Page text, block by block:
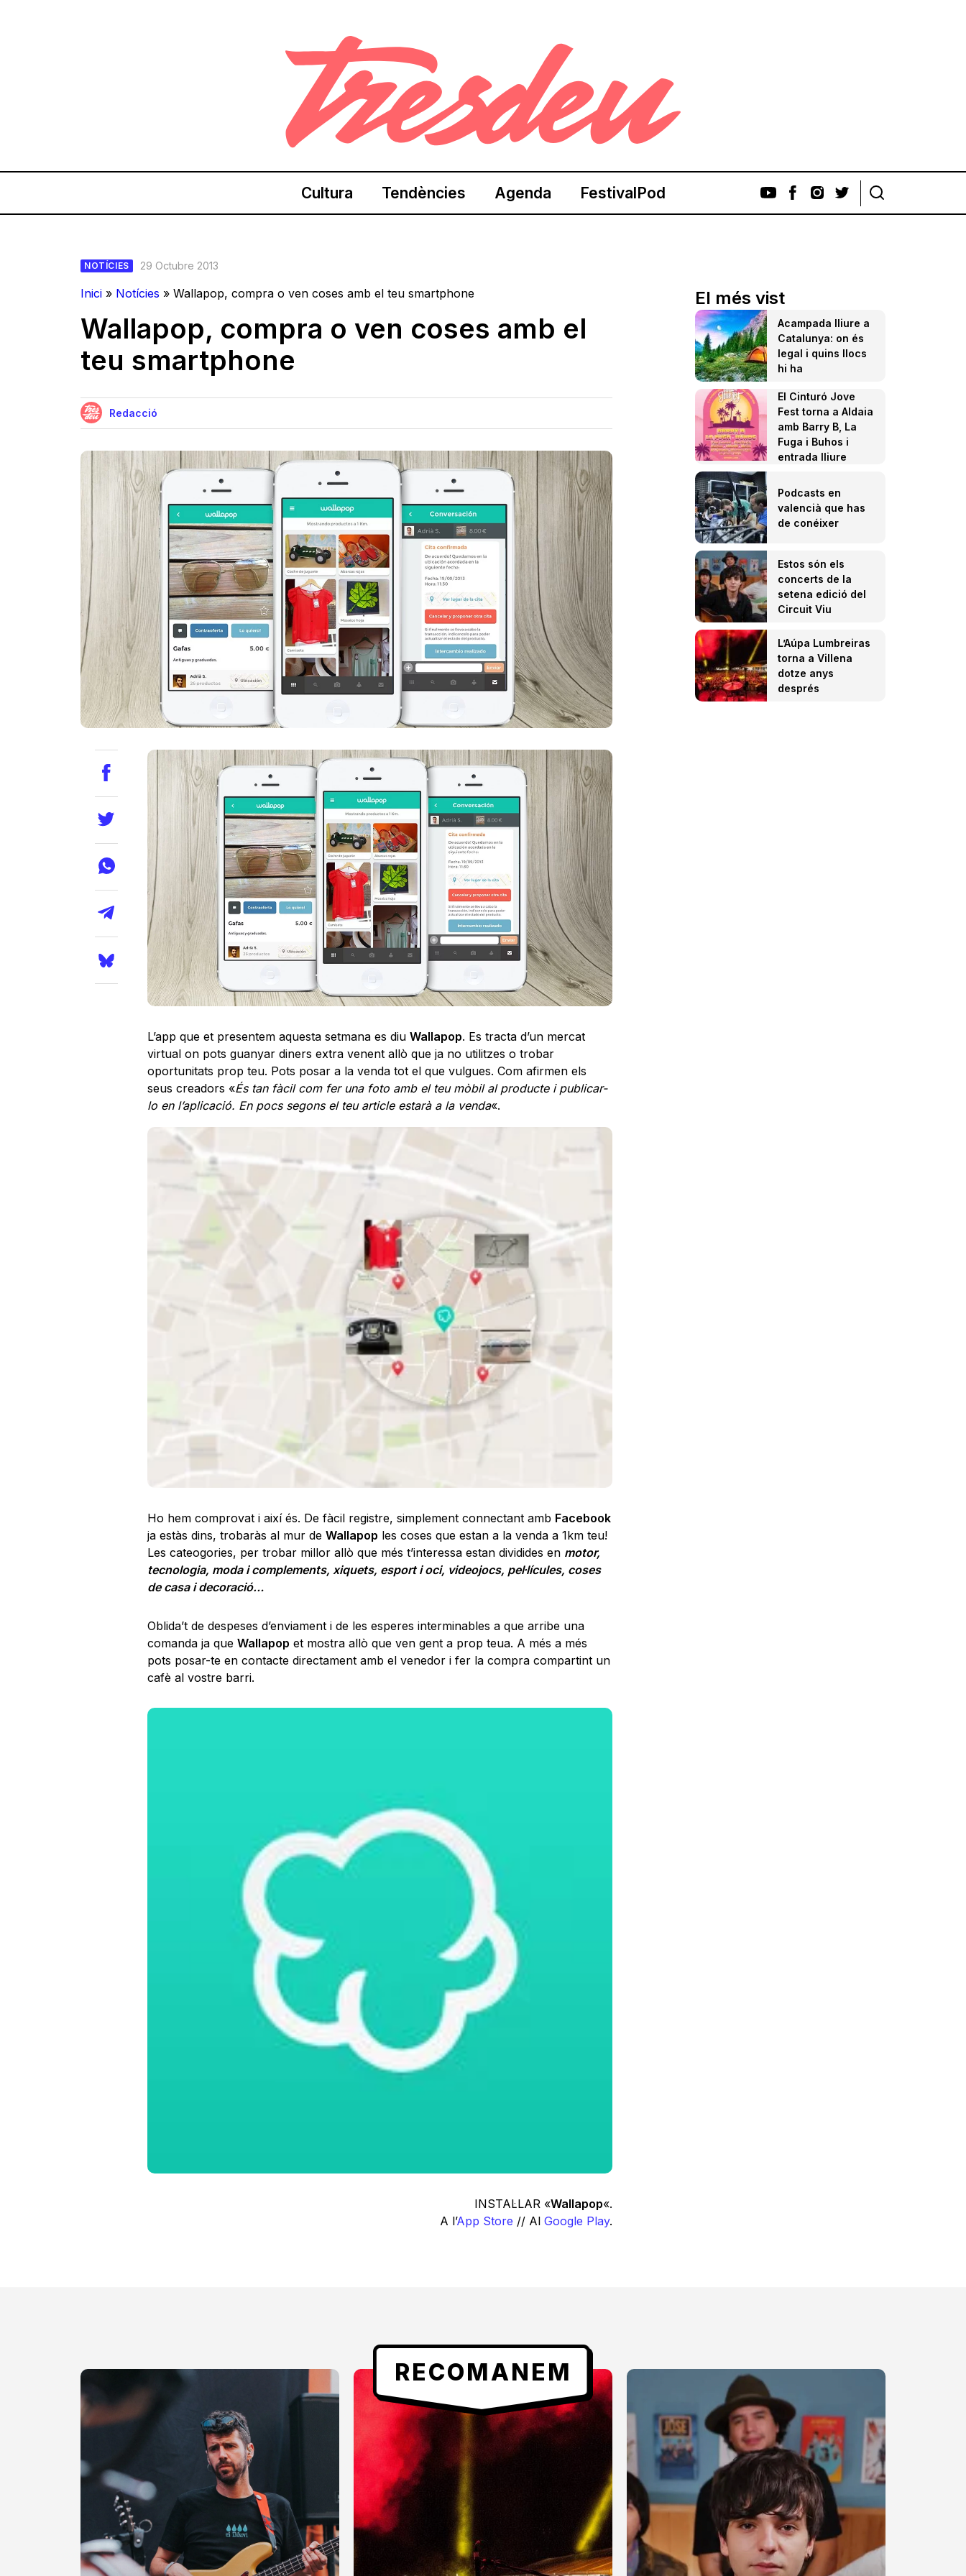
Cultura Tendències Agenda FestivalPod
NOTÍCIES 29 Octubre 2013
Inici » Notícies » Wallapop, compra o ven coses amb el teu smartphone
Wallapop, compra o ven coses amb el
teu smartphone
Redacció
L’app que et presentem aquesta setmana es diu Wallapop. Es tracta d’un mercat
virtual on pots guanyar diners extra venent allò que ja no utilitzes o trobar
oportunitats prop teu. Pots posar a la venda tot el que vulgues. Com afirmen els
seus creadors «És tan fàcil com fer una foto amb el teu mòbil al producte i publicar-
lo en l’aplicació. En pocs segons el teu article estarà a la venda«.
Ho hem comprovat i així és. De fàcil registre, simplement connectant amb Facebook
ja estàs dins, trobaràs al mur de Wallapop les coses que estan a la venda a 1km teu!
Les cateogories, per trobar millor allò que més t’interessa estan dividides en motor,
tecnologia, moda i complements, xiquets, esport i oci, videojocs, pel·lícules, coses
de casa i decoració…
Oblida’t de despeses d’enviament i de les esperes interminables a que arribe una
comanda ja que Wallapop et mostra allò que ven gent a prop teua. A més a més
pots posar-te en contacte directament amb el venedor i fer la compra compartint un
cafè al vostre barri.
INSTAL·LAR «Wallapop«.
A l’App Store // Al Google Play.
El més vist
Acampada lliure a
Catalunya: on és
legal i quins llocs
hi ha
El Cinturó Jove
Fest torna a Aldaia
amb Barry B, La
Fuga i Buhos i
entrada lliure
Podcasts en
valencià que has
de conéixer
Estos són els
concerts de la
setena edició del
Circuit Viu
L’Aúpa Lumbreiras
torna a Villena
dotze anys
després
RECOMANEM